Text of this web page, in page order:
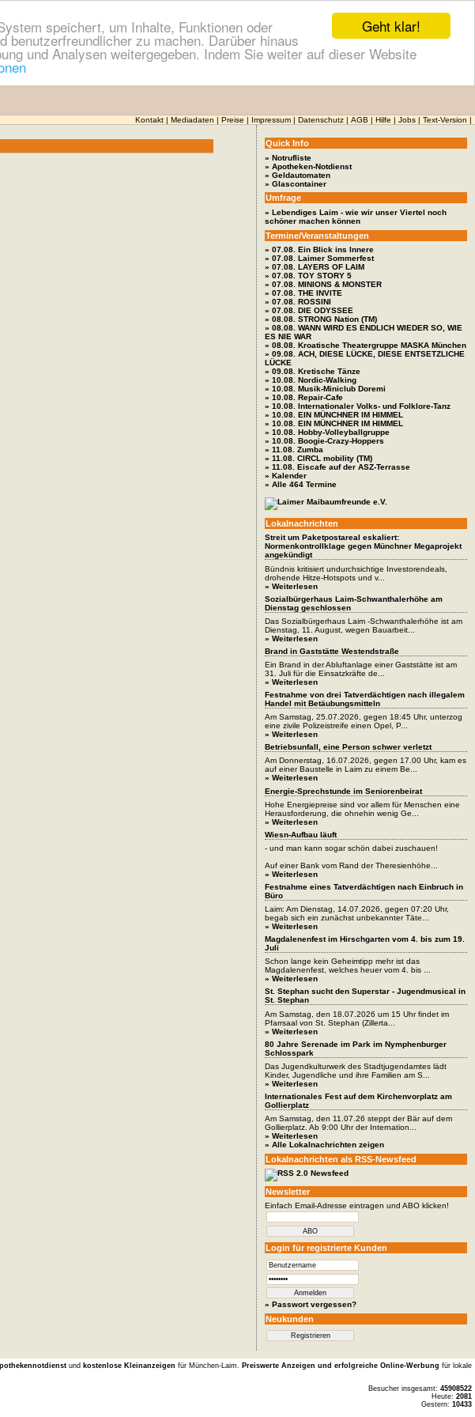
Geht klar!
speichert, um Inhalte, Funktionen oder
benutzerfreundlicher zu machen. Darüber hinaus
und Analysen weitergegeben. Indem Sie weiter auf dieser Website
Kontakt Mediadaten Preise Impressum Datenschutz AGB Hilfe Jobs Text-Version
Quick Info
» Notrufliste
» Apotheken-Notdienst
» Geldautomaten
» Glascontainer
Umfrage
» Lebendiges Laim - wie wir unser Viertel noch
schöner machen können
Termine/Veranstaltungen
» 07.08. Ein Blick ins Innere
» 07.08. Laimer Sommerfest
» 07.08. LAYERS OF LAIM
» 07.08. TOY STORY 5
» 07.08. MINIONS & MONSTER
» 07.08. THE INVITE
» 07.08. ROSSINI
» 07.08. DIE ODYSSEE
» 08.08. STRONG Nation (TM)
» 08.08. WANN WIRD ES ENDLICH WIEDER SO, WIE
ES NIE WAR
» 08.08. Kroatische Theatergruppe MASKA München
» 09.08. ACH, DIESE LÜCKE, DIESE ENTSETZLICHE
LÜCKE
» 09.08. Kretische Tänze
» 10.08. Nordic-Walking
» 10.08. Musik-Miniclub Doremi
» 10.08. Repair-Cafe
» 10.08. Internationaler Volks- und Folklore-Tanz
» 10.08. EIN MÜNCHNER IM HIMMEL
» 10.08. EIN MÜNCHNER IM HIMMEL
» 10.08. Hobby-Volleyballgruppe
» 10.08. Boogie-Crazy-Hoppers
» 11.08. Zumba
» 11.08. CIRCL mobility (TM)
» 11.08. Eiscafe auf der ASZ-Terrasse
» Kalender
» Alle 464 Termine
Lokalnachrichten
Streit um Paketpostareal eskaliert:
Normenkontrollklage gegen Münchner Megaprojekt
angekündigt
Bündnis kritisiert undurchsichtige Investorendeals,
drohende Hitze-Hotspots und v...
» Weiterlesen
Sozialbürgerhaus Laim-Schwanthalerhöhe am
Dienstag geschlossen
Das Sozialbürgerhaus Laim -Schwanthalerhöhe ist am
Dienstag, 11. August, wegen Bauarbeit...
» Weiterlesen
Brand in Gaststätte Westendstraße
Ein Brand in der Abluftanlage einer Gaststätte ist am
31. Juli für die Einsatzkräfte de...
» Weiterlesen
Festnahme von drei Tatverdächtigen nach illegalem
Handel mit Betäubungsmitteln
Am Samstag, 25.07.2026, gegen 18:45 Uhr, unterzog
eine zivile Polizeistreife einen Opel, P...
» Weiterlesen
Betriebsunfall, eine Person schwer verletzt
Am Donnerstag, 16.07.2026, gegen 17.00 Uhr, kam es
auf einer Baustelle in Laim zu einem Be...
» Weiterlesen
Energie-Sprechstunde im Seniorenbeirat
Hohe Energiepreise sind vor allem für Menschen eine
Herausforderung, die ohnehin wenig Ge...
» Weiterlesen
Wiesn-Aufbau läuft
- und man kann sogar schön dabei zuschauen!
Auf einer Bank vom Rand der Theresienhöhe...
» Weiterlesen
Festnahme eines Tatverdächtigen nach Einbruch in
Büro
Laim: Am Dienstag, 14.07.2026, gegen 07:20 Uhr,
begab sich ein zunächst unbekannter Täte...
» Weiterlesen
Magdalenenfest im Hirschgarten vom 4. bis zum 19.
Juli
Schon lange kein Geheimtipp mehr ist das
Magdalenenfest, welches heuer vom 4. bis ...
» Weiterlesen
St. Stephan sucht den Superstar - Jugendmusical in
St. Stephan
Am Samstag, den 18.07.2026 um 15 Uhr findet im
Pfarrsaal von St. Stephan (Zillerta...
» Weiterlesen
80 Jahre Serenade im Park im Nymphenburger
Schlosspark
Das Jugendkulturwerk des Stadtjugendamtes lädt
Kinder, Jugendliche und ihre Familien am S...
» Weiterlesen
Internationales Fest auf dem Kirchenvorplatz am
Gollierplatz
Am Samstag, den 11.07.26 steppt der Bär auf dem
Gollierplatz. Ab 9:00 Uhr der Internation...
» Weiterlesen
» Alle Lokalnachrichten zeigen
Lokalnachrichten als RSS-Newsfeed
Newsletter
Einfach Email-Adresse eintragen und ABO klicken!
Login für registrierte Kunden
» Passwort vergessen?
Neukunden
und kostenlose Kleinanzeigen für München-Laim. Preiswerte Anzeigen und erfolgreiche Online-Werbung für lokale
Besucher insgesamt:45908522
Heute:2081
Gestern:10433